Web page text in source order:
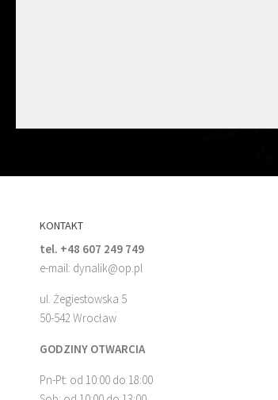
KONTAKT
tel. +48 607 249 749
e-mail: dynalik@op.pl
ul. Żegiestowska 5
50-542 Wrocław
GODZINY OTWARCIA
Pn-Pt: od 10:00 do 18:00